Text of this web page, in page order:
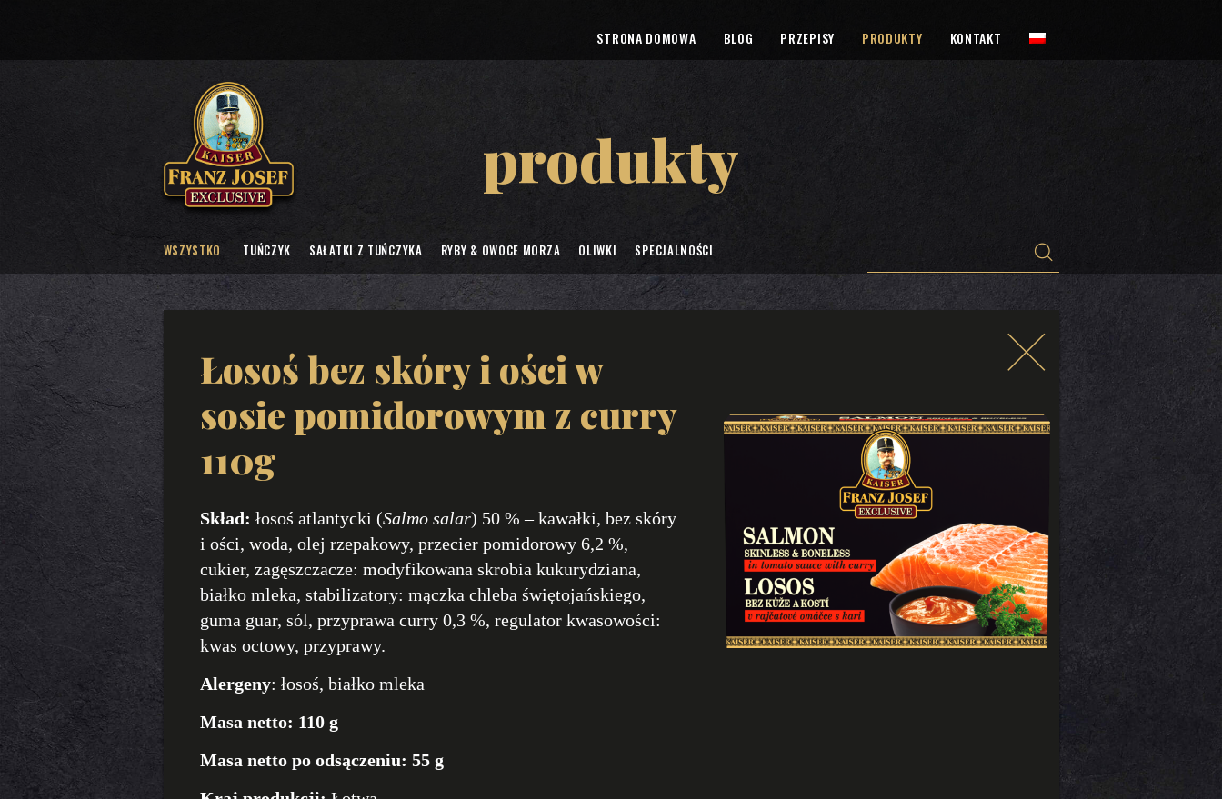
STRONA DOMOWA BLOG PRZEPISY PRODUKTY KONTAKT
produkty
WSZYSTKO TUŃCZYK SAŁATKI Z TUŃCZYKA RYBY & OWOCE MORZA OLIWKI SPECJALNOŚCI
Łosoś bez skóry i ości w
sosie pomidorowym z curry
110g
Skład: łosoś atlantycki (Salmo salar) 50 % – kawałki, bez skóry
i ości, woda, olej rzepakowy, przecier pomidorowy 6,2 %,
cukier, zagęszczacze: modyfikowana skrobia kukurydziana,
białko mleka, stabilizatory: mączka chleba świętojańskiego,
guma guar, sól, przyprawa curry 0,3 %, regulator kwasowości:
kwas octowy, przyprawy.
Alergeny: łosoś, białko mleka
Masa netto: 110 g
Masa netto po odsączeniu: 55 g